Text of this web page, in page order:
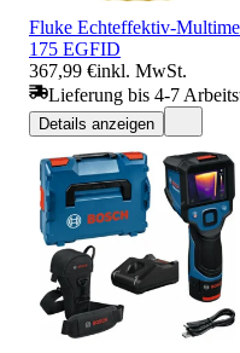
Fluke Echteffektiv-
175 EGFID
367,99 €inkl. MwSt.
Lieferung bis 4-7
Details anzeigen